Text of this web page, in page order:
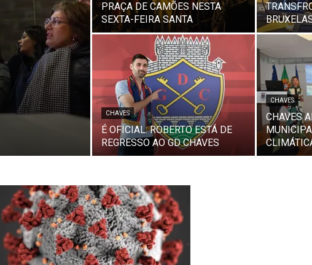
PRAÇA DE CAMÕES NESTA
SEXTA-FEIRA SANTA
CHAVES
É OFICIAL: ROBERTO ESTÁ DE
REGRESSO AO GD CHAVES
CHAVES
CHAVES